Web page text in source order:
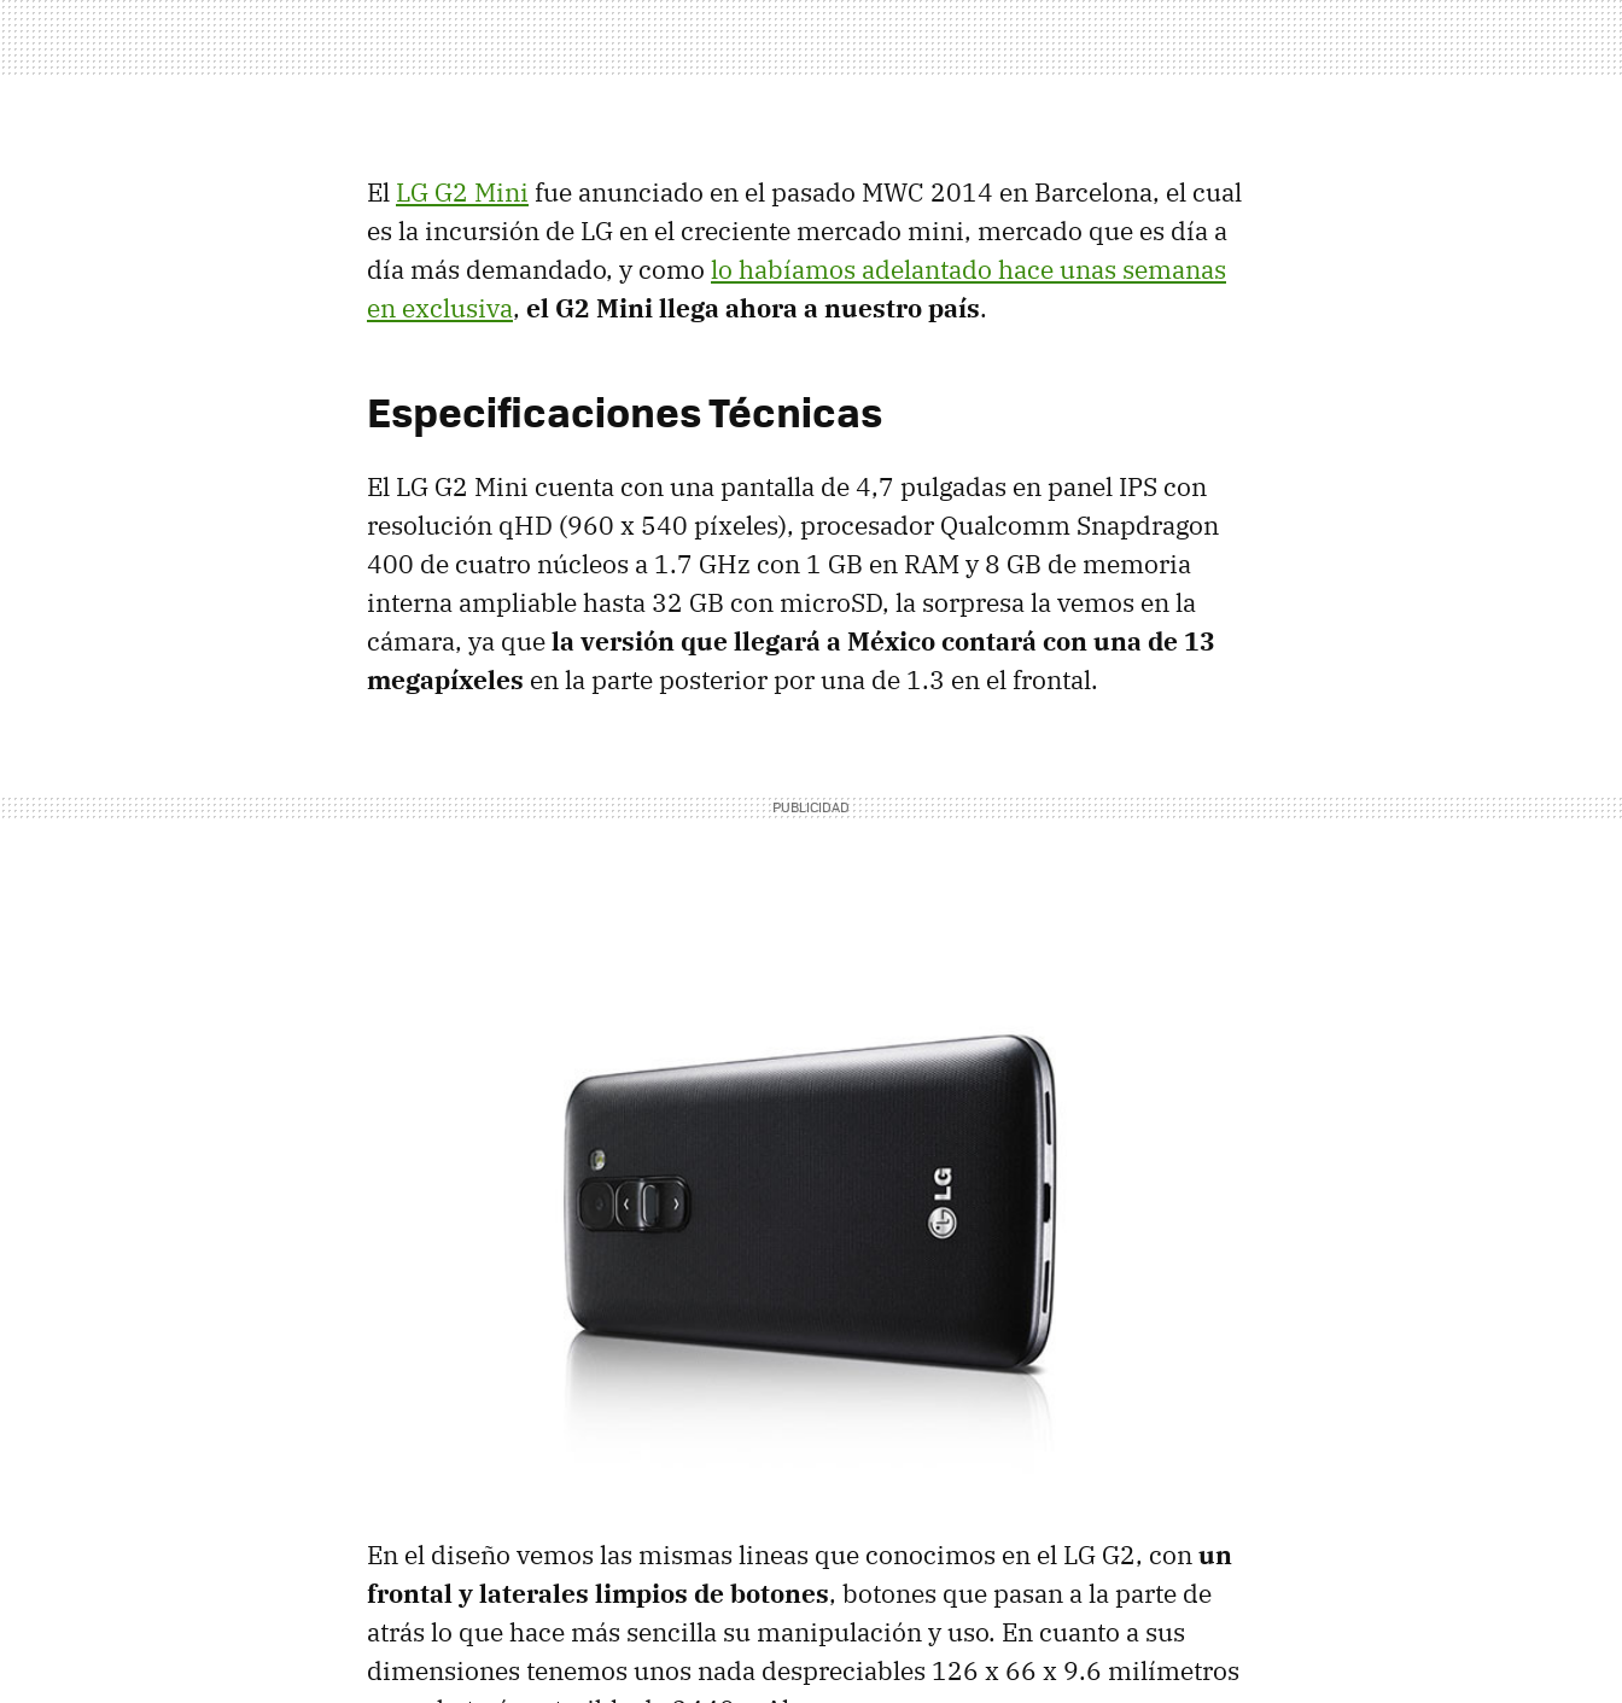
El LG G2 Mini fue anunciado en el pasado MWC 2014 en Barcelona, el cual
es la incursión de LG en el creciente mercado mini, mercado que es día a
día más demandado, y como lo habíamos adelantado hace unas semanas
en exclusiva, el G2 Mini llega ahora a nuestro país.
Especificaciones Técnicas
El LG G2 Mini cuenta con una pantalla de 4,7 pulgadas en panel IPS con
resolución qHD (960 x 540 píxeles), procesador Qualcomm Snapdragon
400 de cuatro núcleos a 1.7 GHz con 1 GB en RAM y 8 GB de memoria
interna ampliable hasta 32 GB con microSD, la sorpresa la vemos en la
cámara, ya quela versión que llegará a México contará con una de 13
megapíxeles en la parte posterior por una de 1.3 en el frontal.
En el diseño vemos las mismas lineas que conocimos en el LG G2, conun
frontal y laterales limpios de botones, botones que pasan a la parte de
atrás lo que hace más sencilla su manipulación y uso. En cuanto a sus
dimensiones tenemos unos nada despreciables 126 x 66 x 9.6 milímetros